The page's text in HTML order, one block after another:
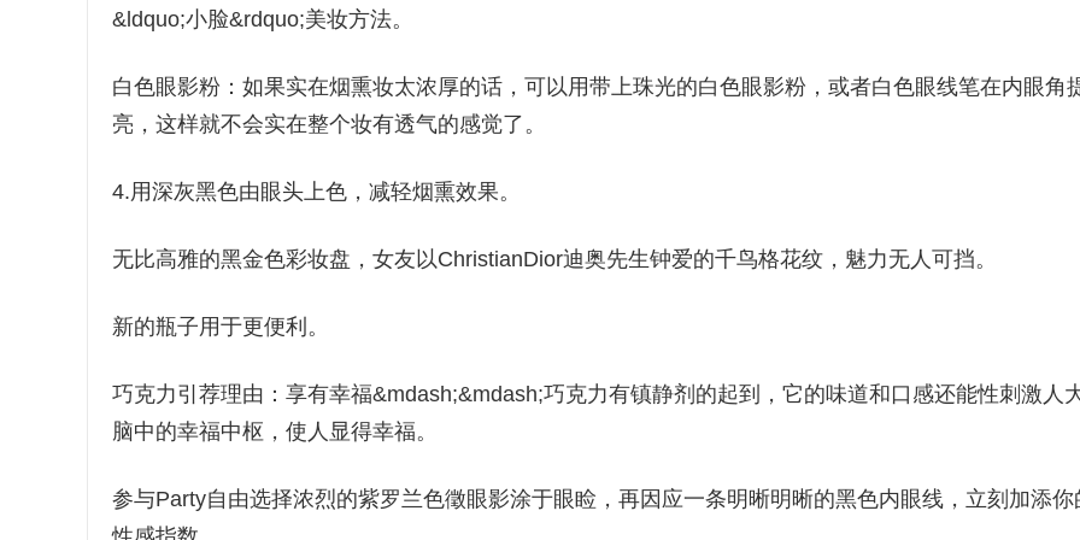
&ldquo;小脸&rdquo;美妆方法。
白色眼影粉：如果实在烟熏妆太浓厚的话，可以用带上珠光的白色眼影粉，或者白色眼线笔在内眼角
亮，这样就不会实在整个妆有透气的感觉了。
4.用深灰黑色由眼头上色，减轻烟熏效果。
无比高雅的黑金色彩妆盘，女友以ChristianDior迪奥先生钟爱的千鸟格花纹，魅力无人可挡。
新的瓶子用于更便利。
巧克力引荐理由：享有幸福&mdash;&mdash;巧克力有镇静剂的起到，它的味道和口感还能性刺激人
脑中的幸福中枢，使人显得幸福。
参与Party自由选择浓烈的紫罗兰色徵眼影涂于眼睑，再因应一条明晰明晰的黑色内眼线，立刻加添你